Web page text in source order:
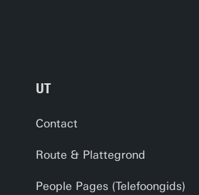
UT
Contact
Route & Plattegrond
People Pages (Telefoongids)